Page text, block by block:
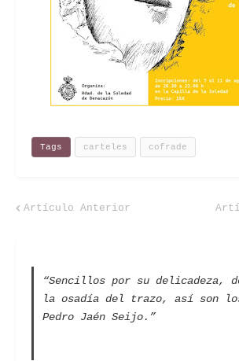
Tags carteles cofrade
Artículo Anterior
“Sencillos por su delicadeza,
la osadía del trazo, así son
Pedro Jaén Seijo.”